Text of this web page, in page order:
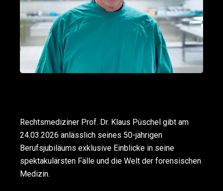
Rechtsmediziner Prof. Dr. Klaus Püschel gibt am
24.03.2026 anlässlich seines 50-jährigen
Berufsjubiläums exklusive Einblicke in seine
spektakulärsten Fälle und die Welt der forensischen
Medizin.